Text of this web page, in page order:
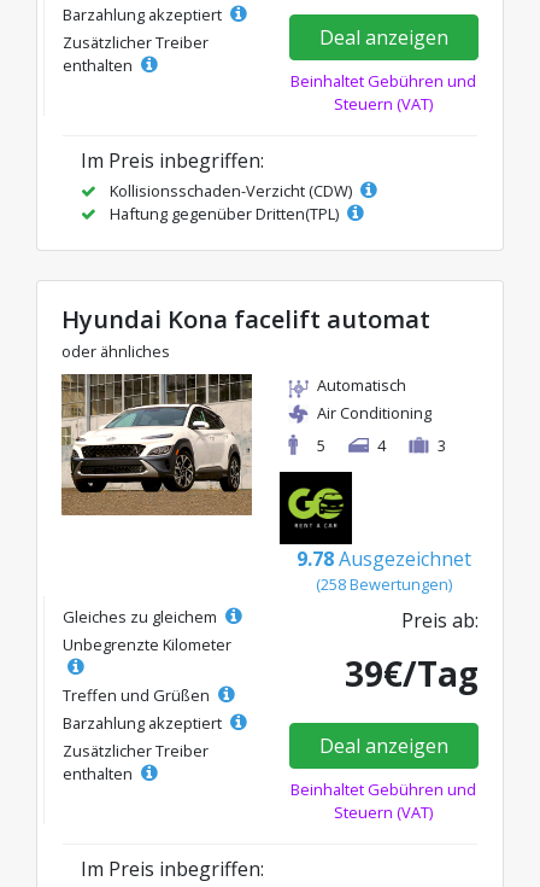
Barzahlung akzeptiert
Zusätzlicher Treiber
enthalten
Deal anzeigen
Beinhaltet Gebühren und
Steuern (VAT)
Im Preis inbegriffen:
Kollisionsschaden-Verzicht (CDW)
Haftung gegenüber Dritten(TPL)
Hyundai Kona facelift automat
oder ähnliches
Automatisch
Air Conditioning
5
4 3
9.78 Ausgezeichnet
(258 Bewertungen)
Gleiches zu gleichem
Unbegrenzte Kilometer
Treffen und Grüßen
Barzahlung akzeptiert
Zusätzlicher Treiber
enthalten
Preis ab:
39€/Tag
Deal anzeigen
Beinhaltet Gebühren und
Steuern (VAT)
Im Preis inbegriffen: